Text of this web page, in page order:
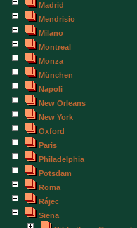
Madrid
Mendrisio
Milano
Montreal
Monza
München
Napoli
New Orleans
New York
Oxford
Paris
Philadelphia
Potsdam
Roma
Rájec
Siena